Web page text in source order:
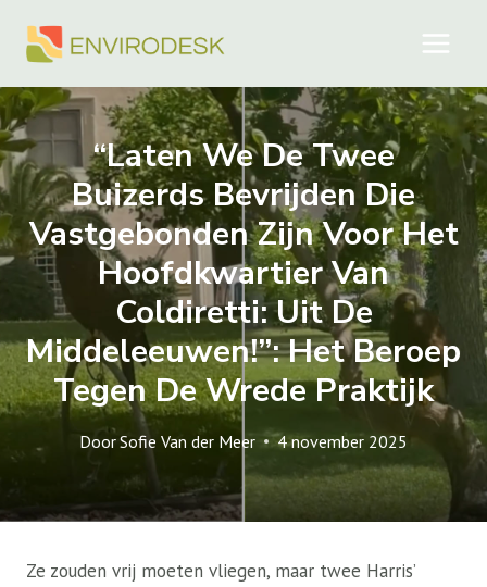
naar
“Laten We De Twee
Buizerds Bevrijden Die
Vastgebonden Zijn Voor Het
Hoofdkwartier Van
Coldiretti: Uit De
Middeleeuwen!”: Het Beroep
Tegen De Wrede Praktijk
DoorSofie Van der Meer 4 november 2025
Ze zouden vrij moeten vliegen, maar twee Harris’